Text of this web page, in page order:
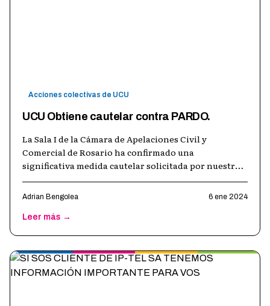
Acciones colectivas de UCU
UCU Obtiene cautelar contra PARDO.
La Sala I de la Cámara de Apelaciones Civil y
Comercial de Rosario ha confirmado una
significativa medida cautelar solicitada por nuestra
Adrian Bengolea 6 ene 2024
Leer más →